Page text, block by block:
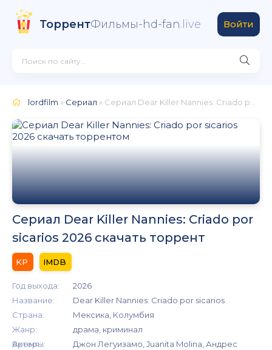
ТоррентФильмы-hd-fan.live Войти
lordfilm » Сериал » Сериал Dear Killer Nannies: Criado por sicarios 2026
Сериал Dear Killer Nannies: Criado por
sicarios 2026 скачать торрент
Год выхода:
2026
Название:
Dear Killer Nannies: Criado por sicarios
Страна:
Мексика, Колумбия
Жанр:
драма, криминал
Время:
Актеры:
Джон Легуизамо, Juanita Molina, Андрес